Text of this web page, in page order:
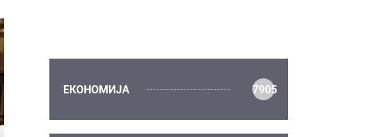
ЕКОНОМИЈА 7905